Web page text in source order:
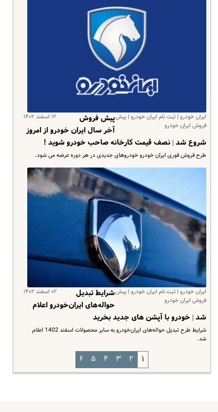
ایران خودرو | ثبت نام ایران خودرو | پیش
فروش ایران خودرو
۱۲ اسفند ۱۴۰۲
پیش فروش
آخر سال ایران خودرو از امروز
شروع شد | نصف قیمت کارخانه صاحب خودرو شوید !
طرح فروش فوری ایران خودرو خودروهای جدیدی در هر دوره عرضه می شود.
ایران خودرو | ثبت نام ایران خودرو | پیش
فروش ایران خودرو
۰۲ اسفند ۱۴۰۲
شرایط تبدیل
حواله‌های ایران‌خودرو اعلام
شد | خودرو با آپشن های جدید بخرید
شرایط طرح تبدیل حواله‌های ایران‌خودرو به سایر محصولات اسفند 1402 اعلام
شد.
۱ ۲ ۳ ۴ ۵ ۶